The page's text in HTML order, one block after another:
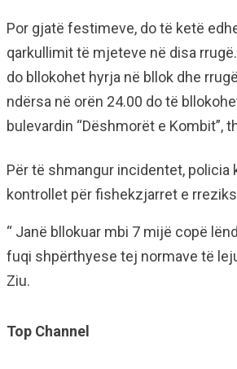
Por gjatë festimeve, do të ketë
qarkullimit të mjeteve në disa
do bllokohet hyrja në bllok dhe
ndërsa në orën 24.00 do të
bulevardin “Dëshmorët e Kombit”,
Për të shmangur incidentet, policia
kontrollet për fishekzjarret e
“ Janë bllokuar mbi 7 mijë copë
fuqi shpërthyese tej normave të
Ziu.
Top Channel